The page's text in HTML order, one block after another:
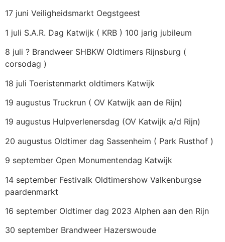
17 juni Veiligheidsmarkt Oegstgeest
1 juli S.A.R. Dag Katwijk ( KRB ) 100 jarig jubileum
8 juli ? Brandweer SHBKW Oldtimers Rijnsburg (
corsodag )
18 juli Toeristenmarkt oldtimers Katwijk
19 augustus Truckrun ( OV Katwijk aan de Rijn)
19 augustus Hulpverlenersdag (OV Katwijk a/d Rijn)
20 augustus Oldtimer dag Sassenheim ( Park Rusthof )
9 september Open Monumentendag Katwijk
14 september Festivalk Oldtimershow Valkenburgse
paardenmarkt
16 september Oldtimer dag 2023 Alphen aan den Rijn
30 september Brandweer Hazerswoude